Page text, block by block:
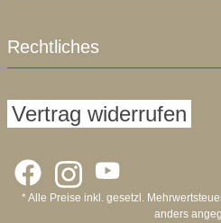
Rechtliches
Vertrag widerrufen
* Alle Preise inkl. gesetzl.
anders